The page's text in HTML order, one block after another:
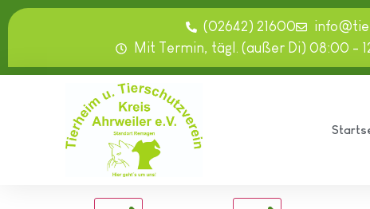
springen
(02642) 21600
Mit Termin, tägl. (außer Di) 08:00 -